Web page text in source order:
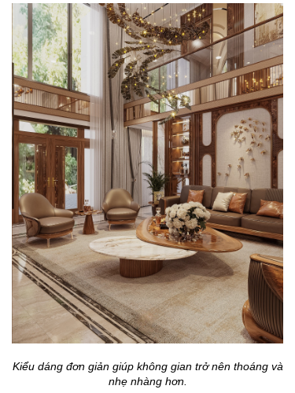
Kiểu dáng đơn giản giúp không gian trở nên thoáng và
nhẹ nhàng hơn.